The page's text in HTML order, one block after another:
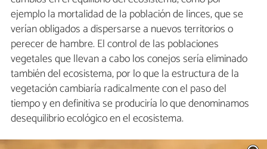
ejemplo la mortalidad de la población de linces, que se
verían obligados a dispersarse a nuevos territorios o
perecer de hambre. El control de las poblaciones
vegetales que llevan a cabo los conejos sería eliminado
también del ecosistema, por lo que la estructura de la
vegetación cambiaría radicalmente con el paso del
tiempo y en definitiva se produciría lo que denominamos
desequilibrio ecológico en el ecosistema.